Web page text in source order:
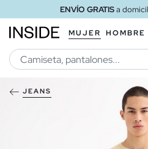
ENVÍO GRATISa
MUJER HOMBRE
JEANS